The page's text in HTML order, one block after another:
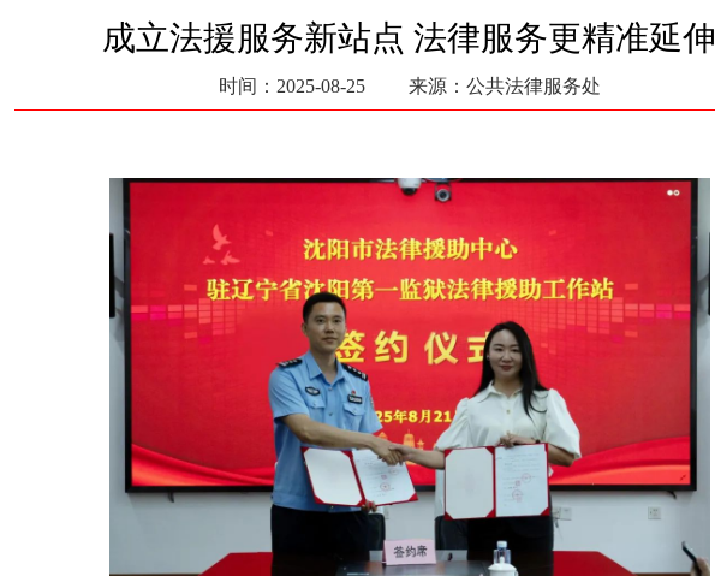
成立法援服务新站点 法律服务更精准延伸
时间：2025-08-25 来源：公共法律服务处